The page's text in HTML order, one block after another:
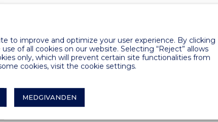
UPPGIFTER
to improve and optimize your user experience. By clicking
of all cookies on our website. Selecting “Reject” allows
only, which will prevent certain site functionalities from
cookies, visit the cookie settings.
MEDGIVANDEN